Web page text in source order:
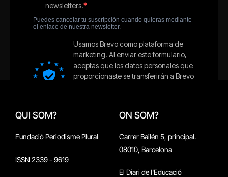
QUI SOM?
Fundació Periodisme Plural
ISSN 2339 - 9619
ON SOM?
Carrer Bailén 5, principal.
08010, Barcelona
El Diari de l'Educació